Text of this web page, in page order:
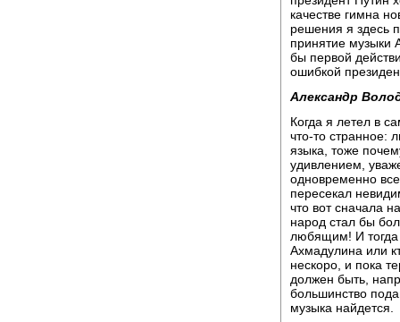
качестве гимна
решения я здесь
принятие музыки
бы первой
ошибкой
Александр
Когда я летел в
что-то странное:
языка, тоже
удивлением,
одновременно
пересекал
что вот сначала
народ стал бы
любящим! И тогда
Ахмадулина или
нескоро, и пока
должен быть,
большинство
музыка найдется.